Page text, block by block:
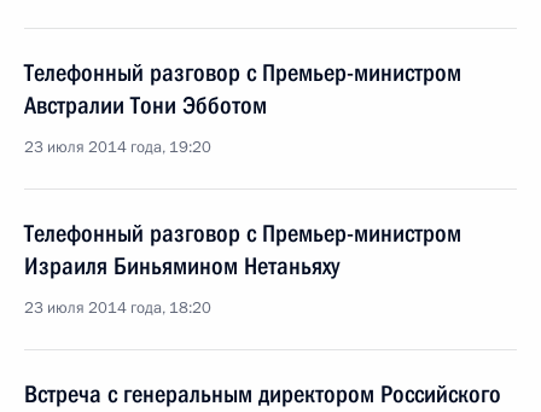
Телефонный разговор с Премьер-министром
Австралии Тони Эбботом
23 июля 2014 года, 19:20
Телефонный разговор с Премьер-министром
Израиля Биньямином Нетаньяху
23 июля 2014 года, 18:20
Встреча с генеральным директором Российского